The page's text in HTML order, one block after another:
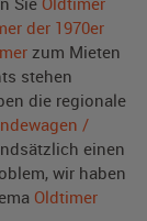
der 1970er
zum Mieten
stehen
die regionale
/
einen
wir haben
Oldtimer